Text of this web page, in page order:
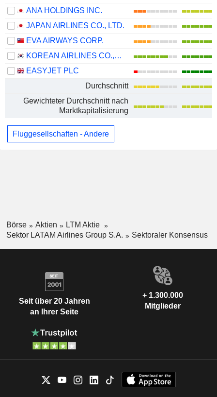
ANA HOLDINGS INC.
JAPAN AIRLINES CO., LTD.
EVA AIRWAYS CORP.
KOREAN AIRLINES CO.,LTD.
EASYJET PLC
Durchschnitt
Gewichteter Durchschnitt nach
Marktkapitalisierung
Fluggesellschaften - Andere
Börse Aktien
LTM Aktie
Sektor LATAM Airlines Group S.A.
Sektoraler Konsensus
Seit über 20 Jahren
an Ihrer Seite
+ 1.300.000
Mitglieder